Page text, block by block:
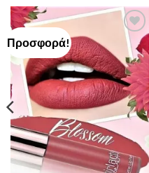
Προσφορά!
Add to
Wishlist